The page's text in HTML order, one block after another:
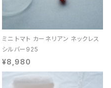
ミニ トマト カーネリアン ネックレス
シルバー925
¥8,980